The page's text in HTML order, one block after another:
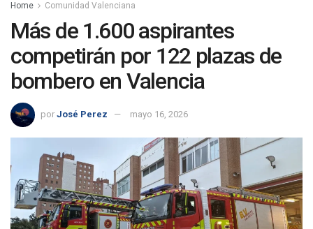
Home Comunidad Valenciana
Más de 1.600 aspirantes
competirán por 122 plazas de
bombero en Valencia
por José Perez mayo 16, 2026